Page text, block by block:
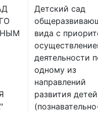
Детский сад
вида с
деятельности
одному из
направлений
развития детей